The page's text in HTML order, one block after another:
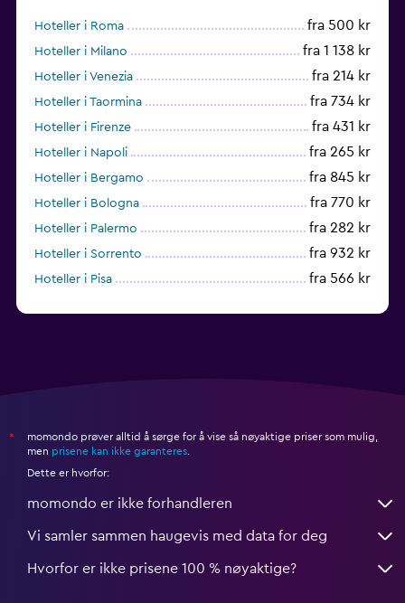
Hoteller i Roma fra 500 kr
Hoteller i Milano fra 1 138 kr
Hoteller i Venezia fra 214 kr
Hoteller i Taormina fra 734 kr
Hoteller i Firenze fra 431 kr
Hoteller i Napoli fra 265 kr
Hoteller i Bergamo fra 845 kr
Hoteller i Bologna fra 770 kr
Hoteller i Palermo fra 282 kr
Hoteller i Sorrento fra 932 kr
Hoteller i Pisa fra 566 kr
*
momondo prøver alltid å sørge for å vise så nøyaktige priser som mulig,
men prisene kan ikke garanteres
Dette er hvorfor:
momondo er ikke forhandleren
Vi samler sammen haugevis med data for deg
Hvorfor er ikke prisene 100 % nøyaktige?